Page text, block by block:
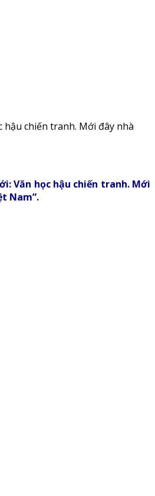
hậu chiến tranh. Mới đây nhà
Văn học hậu chiến tranh. Mới
Nam”.